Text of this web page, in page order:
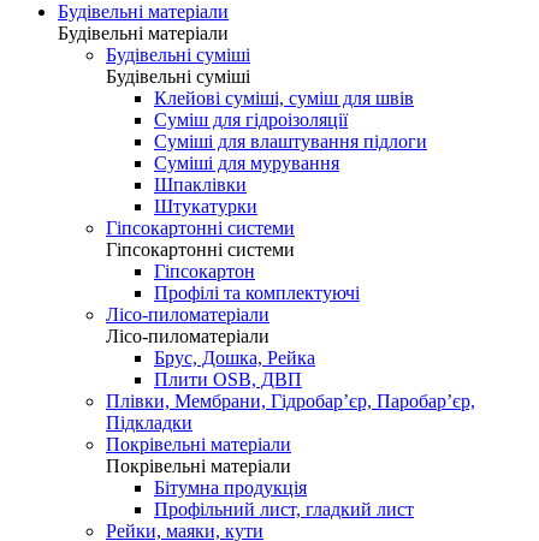
Будівельні матеріали
Будівельні матеріали
Будівельні суміші
Будівельні суміші
Клейові суміші, суміш для швів
Суміш для гідроізоляції
Суміші для влаштування підлоги
Суміші для мурування
Шпаклівки
Штукатурки
Гіпсокартонні системи
Гіпсокартонні системи
Гіпсокартон
Профілі та комплектуючі
Лісо-пиломатеріали
Лісо-пиломатеріали
Брус, Дошка, Рейка
Плити OSB, ДВП
Плівки, Мембрани, Гідробар’єр, Паробар’єр,
Підкладки
Покрівельні матеріали
Покрівельні матеріали
Бітумна продукція
Профільний лист, гладкий лист
Рейки, маяки, кути